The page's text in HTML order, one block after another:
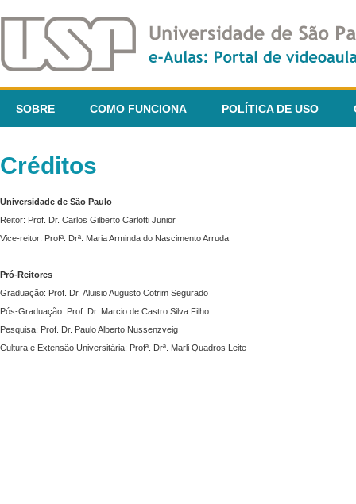
SOBRE COMO FUNCIONA POLÍTICA DE USO
Créditos
Universidade de São Paulo
Reitor: Prof. Dr. Carlos Gilberto Carlotti Junior
Vice-reitor: Profª. Drª. Maria Arminda do Nascimento Arruda
Pró-Reitores
Graduação: Prof. Dr. Aluisio Augusto Cotrim Segurado
Pós-Graduação: Prof. Dr. Marcio de Castro Silva Filho
Pesquisa: Prof. Dr. Paulo Alberto Nussenzveig
Cultura e Extensão Universitária: Profª. Drª. Marli Quadros Leite